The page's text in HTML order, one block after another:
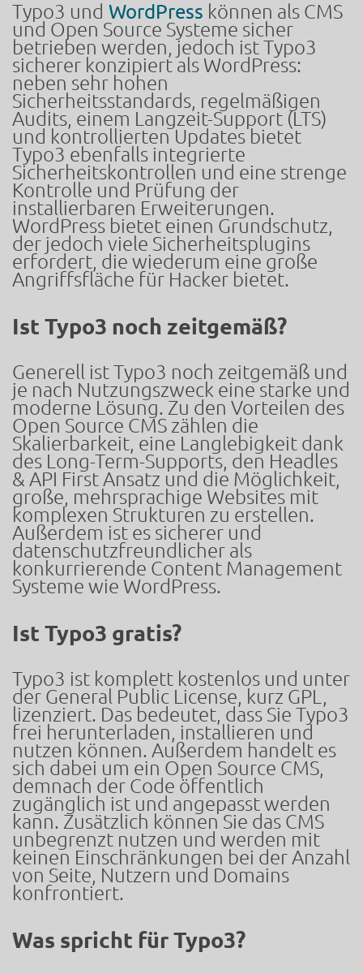
Typo3 und WordPress können als CMS
und Open Source Systeme sicher
betrieben werden, jedoch ist Typo3
sicherer konzipiert als WordPress:
neben sehr hohen
Sicherheitsstandards, regelmäßigen
Audits, einem Langzeit-Support (LTS)
und kontrollierten Updates bietet
Typo3 ebenfalls integrierte
Sicherheitskontrollen und eine strenge
Kontrolle und Prüfung der
installierbaren Erweiterungen.
WordPress bietet einen Grundschutz,
der jedoch viele Sicherheitsplugins
erfordert, die wiederum eine große
Angriffsfläche für Hacker bietet.
Ist Typo3 noch zeitgemäß?
Generell ist Typo3 noch zeitgemäß und
je nach Nutzungszweck eine starke und
moderne Lösung. Zu den Vorteilen des
Open Source CMS zählen die
Skalierbarkeit, eine Langlebigkeit dank
des Long-Term-Supports, den Headles
& API First Ansatz und die Möglichkeit,
große, mehrsprachige Websites mit
komplexen Strukturen zu erstellen.
Außerdem ist es sicherer und
datenschutzfreundlicher als
konkurrierende Content Management
Systeme wie WordPress.
Ist Typo3 gratis?
Typo3 ist komplett kostenlos und unter
der General Public License, kurz GPL,
lizenziert. Das bedeutet, dass Sie Typo3
frei herunterladen, installieren und
nutzen können. Außerdem handelt es
sich dabei um ein Open Source CMS,
demnach der Code öffentlich
zugänglich ist und angepasst werden
kann. Zusätzlich können Sie das CMS
unbegrenzt nutzen und werden mit
keinen Einschränkungen bei der Anzahl
von Seite, Nutzern und Domains
konfrontiert.
Was spricht für Typo3?